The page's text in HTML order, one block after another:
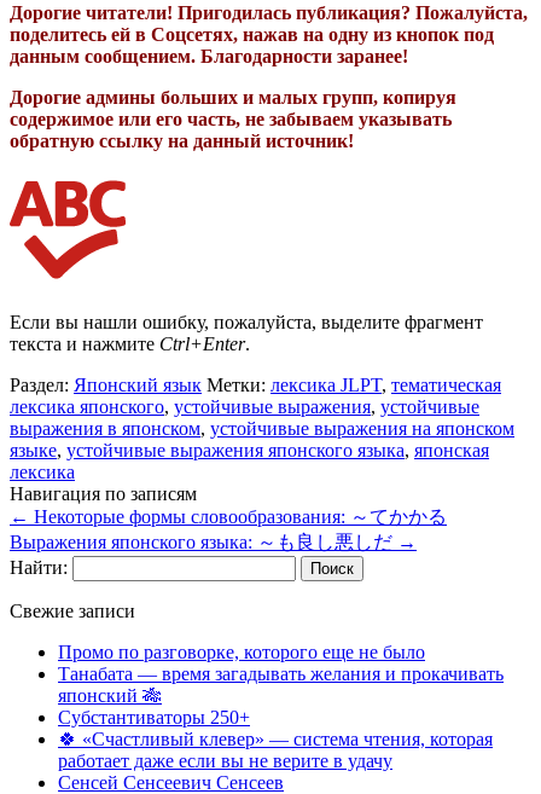
Дорогие читатели! Пригодилась публикация? Пожалуйста,
поделитесь ей в Соцсетях, нажав на одну из кнопок под
данным сообщением. Благодарности заранее!
Дорогие админы больших и малых групп, копируя
содержимое или его часть, не забываем указывать
обратную ссылку на данный источник!
Если вы нашли ошибку, пожалуйста, выделите фрагмент
текста и нажмите Ctrl+Enter.
Раздел: Японский язык Метки: лексика JLPT, тематическая
лексика японского, устойчивые выражения, устойчивые
выражения в японском, устойчивые выражения на японском
языке, устойчивые выражения японского языка, японская
лексика
Навигация по записям
← Некоторые формы словообразования: ～てかかる
Выражения японского языка: ～も良し悪しだ →
Найти:
Свежие записи
Промо по разговорке, которого еще не было
Танабата — время загадывать желания и прокачивать
японский 🎋
Субстантиваторы 250+
🍀 «Счастливый клевер» — система чтения, которая
работает даже если вы не верите в удачу
Сенсей Сенсеевич Сенсеев